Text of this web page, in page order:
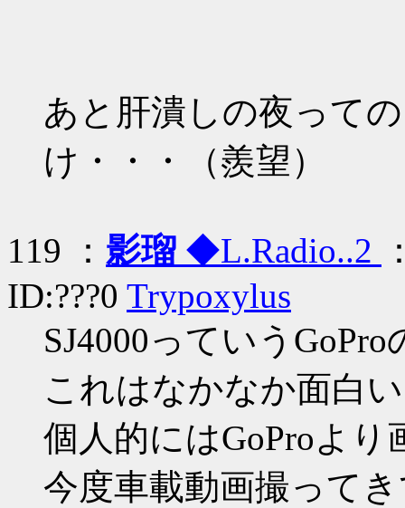
あと肝潰しの夜って
け・・・（羨望）
119 ： 影瑠 ◆L.Radio..2
ID:???0 Trypoxylus
SJ4000っていう
これはなかなか面白
個人的にはGoProよ
今度車載動画撮って